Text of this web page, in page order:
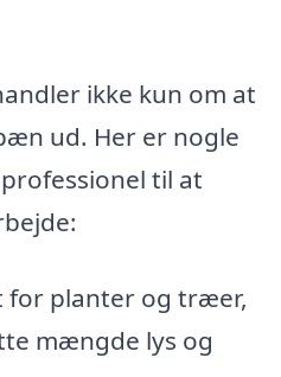
ikke kun om at
ud. Her er nogle
til at
for planter og træer,
mængde lys og